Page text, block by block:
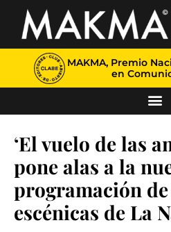
MAKMA, Premio
en
‘El vuelo de las
pone alas a la
programación
escénicas de La